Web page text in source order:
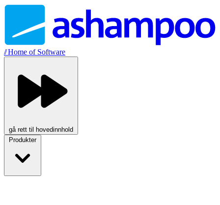
//Home of Software
gå rett til hovedinnhold
Produkter